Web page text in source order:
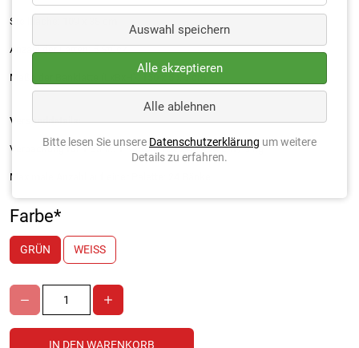
Stellfläche: 109 x 38 cm
Anzahl der Latten: 5 Stück
Maße der Banklatte (LxBxH): 150 x 5 x 3 cm
Versanddetails:
Verpackung für 1 Bank: 1 Karton: 152 x 42 x 14 cm / 9 kg
Maximale Anzahl auf einer Palette: 24 Bänke
Farbe*
GRÜN WEISS
Auswahl speichern
Alle akzeptieren
Alle ablehnen
Bitte lesen Sie unsere Datenschutzerklärung um weitere
Details zu erfahren.